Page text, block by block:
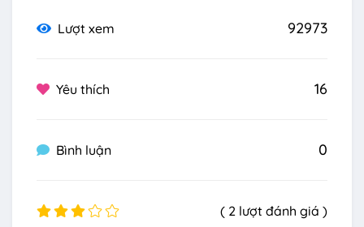
Lượt xem 92973
Yêu thích 16
Bình luận 0
( 2 lượt đánh giá )